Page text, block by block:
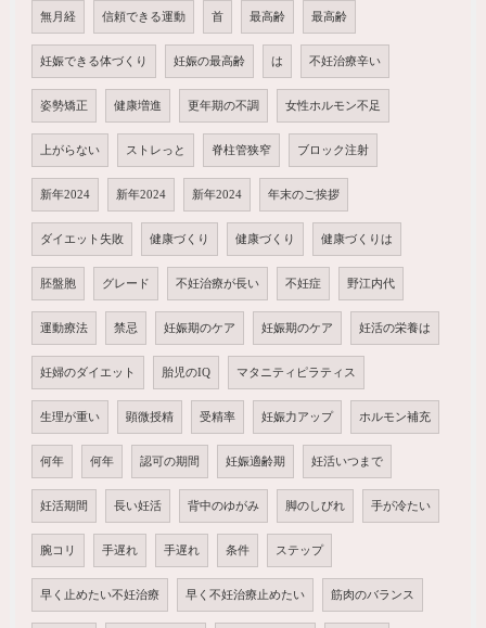
無月経 信頼できる運動 首 最高齢 最高齢
妊娠できる体づくり 妊娠の最高齢 は 不妊治療辛い
姿勢矯正 健康増進 更年期の不調 女性ホルモン不足
上がらない ストレっと 脊柱管狭窄 ブロック注射
新年2024 新年2024 新年2024 年末のご挨拶
ダイエット失敗 健康づくり 健康づくり 健康づくりは
胚盤胞 グレード 不妊治療が長い 不妊症 野江内代
運動療法 禁忌 妊娠期のケア 妊娠期のケア 妊活の栄養は
妊婦のダイエット 胎児のIQ マタニティピラティス
生理が重い 顕微授精 受精率 妊娠力アップ ホルモン補充
何年 何年 認可の期間 妊娠適齢期 妊活いつまで
妊活期間 長い妊活 背中のゆがみ 脚のしびれ 手が冷たい
腕コリ 手遅れ 手遅れ 条件 ステップ
早く止めたい不妊治療 早く不妊治療止めたい 筋肉のバランス